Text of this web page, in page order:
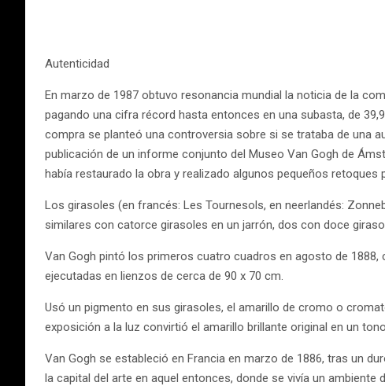
Autenticidad
En marzo de 1987 obtuvo resonancia mundial la noticia de la
pagando una cifra récord hasta entonces en una subasta, de
compra se planteó una controversia sobre si se trataba de una
publicación de un informe conjunto del Museo Van Gogh de
había restaurado la obra y realizado algunos pequeños retoques
Los girasoles (en francés: Les Tournesols, en neerlandés:
similares con catorce girasoles en un jarrón, dos con doce
Van Gogh pintó los primeros cuatro cuadros en agosto de
ejecutadas en lienzos de cerca de 90 x 70 cm.
Usó un pigmento en sus girasoles, el amarillo de cromo o
exposición a la luz convirtió el amarillo brillante original en un
Van Gogh se estableció en Francia en marzo de 1886, tras un
la capital del arte en aquel entonces, donde se vivía un